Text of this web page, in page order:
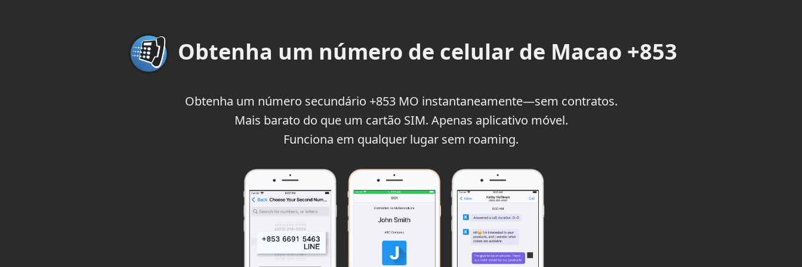
Obtenha um número de celular de Macao +853
Obtenha um número secundário +853 MO instantaneamente—sem contratos.
Mais barato do que um cartão SIM. Apenas aplicativo móvel.
Funciona em qualquer lugar sem roaming.